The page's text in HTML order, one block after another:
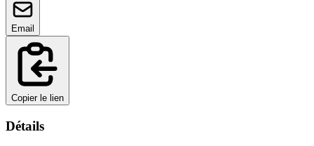
Email
Copier le lien
Détails